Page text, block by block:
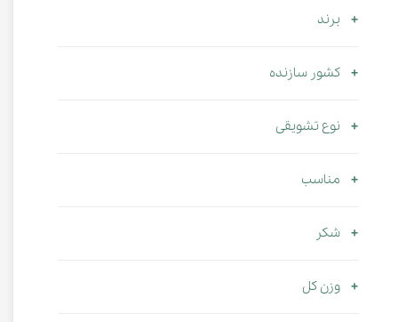
برند
کشور سازنده
نوع تشویقی
مناسب
شکر
وزن کل